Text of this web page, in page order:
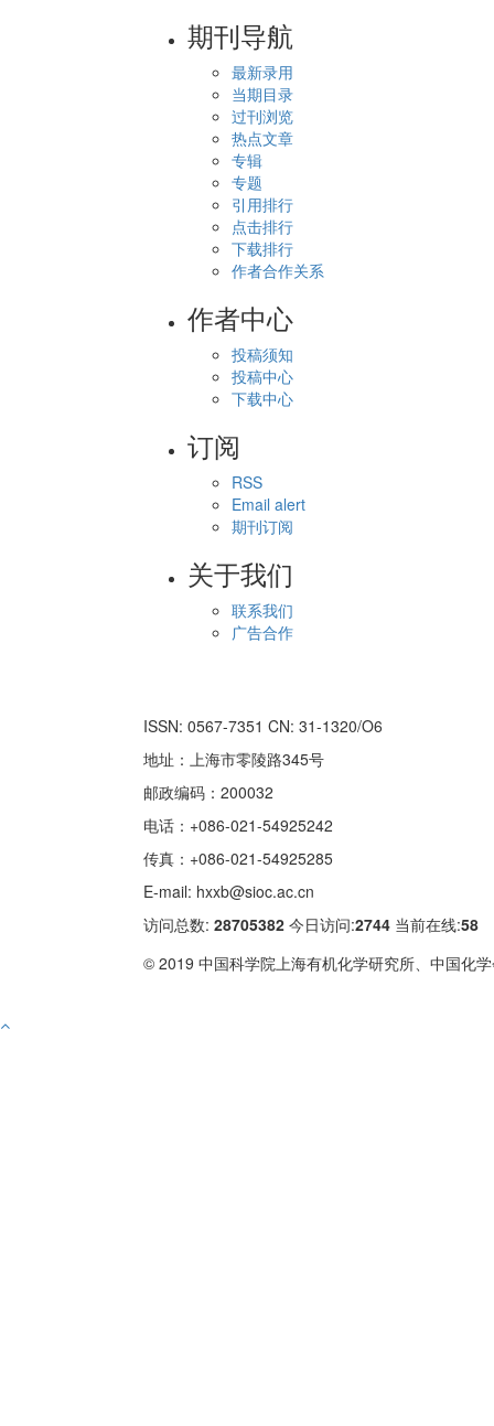
期刊导航
最新录用
当期目录
过刊浏览
热点文章
专辑
专题
引用排行
点击排行
下载排行
作者合作关系
作者中心
投稿须知
投稿中心
下载中心
订阅
RSS
Email alert
期刊订阅
关于我们
联系我们
广告合作
ISSN: 0567-7351 CN: 31-1320/O6
地址：上海市零陵路345号
邮政编码：200032
电话：+086-021-54925242
传真：+086-021-54925285
E-mail: hxxb@sioc.ac.cn
访问总数: 28705382 今日访问:2744 当前在线:58
© 2019 中国科学院上海有机化学研究所、中国化